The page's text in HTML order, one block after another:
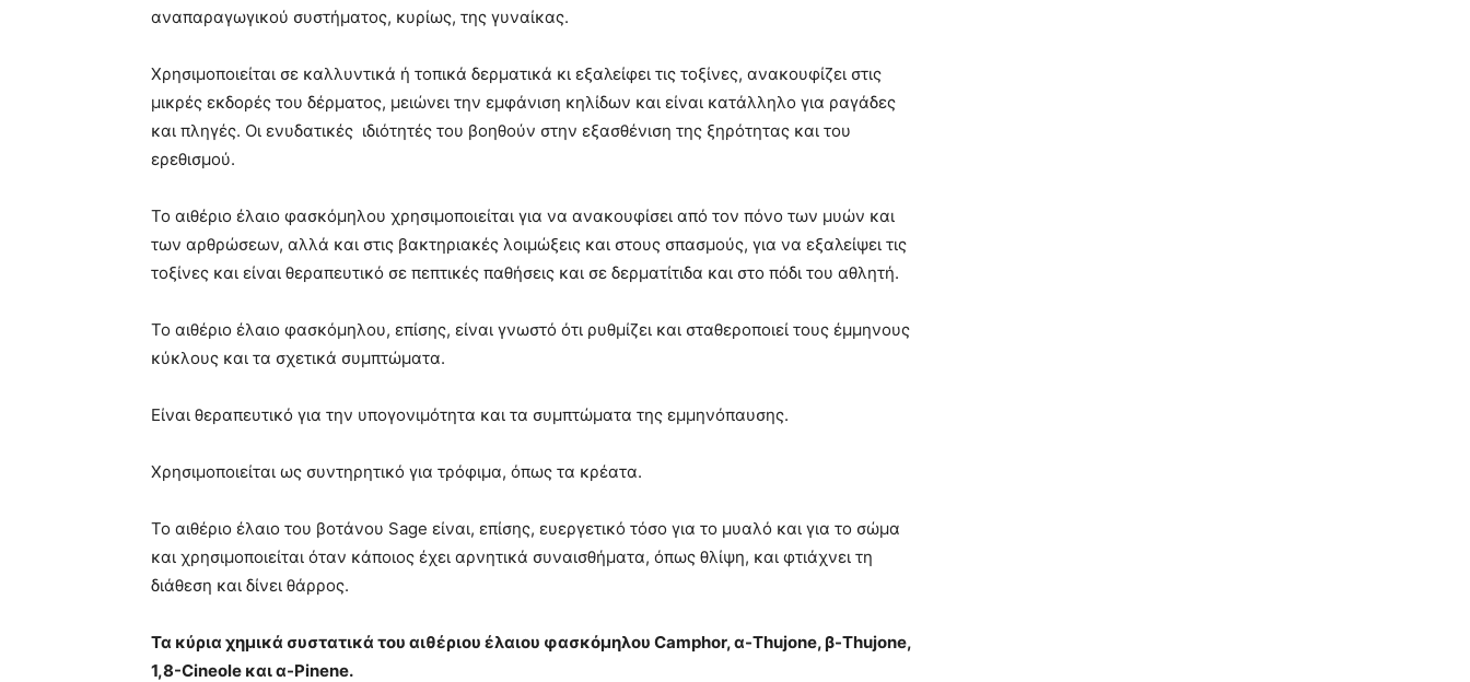
αναπαραγωγικού συστήματος, κυρίως, της γυναίκας.
Χρησιμοποιείται σε καλλυντικά ή τοπικά δερματικά κι εξαλείφει τις τοξίνες, ανακουφίζει στις
μικρές εκδορές του δέρματος, μειώνει την εμφάνιση κηλίδων και είναι κατάλληλο για ραγάδες
και πληγές. Οι ενυδατικές ιδιότητές του βοηθούν στην εξασθένιση της ξηρότητας και του
ερεθισμού.
Το αιθέριο έλαιο φασκόμηλου χρησιμοποιείται για να ανακουφίσει από τον πόνο των μυών και
των αρθρώσεων, αλλά και στις βακτηριακές λοιμώξεις και στους σπασμούς, για να εξαλείψει τις
τοξίνες και είναι θεραπευτικό σε πεπτικές παθήσεις και σε δερματίτιδα και στο πόδι του αθλητή.
Το αιθέριο έλαιο φασκόμηλου, επίσης, είναι γνωστό ότι ρυθμίζει και σταθεροποιεί τους έμμηνους
κύκλους και τα σχετικά συμπτώματα.
Είναι θεραπευτικό για την υπογονιμότητα και τα συμπτώματα της εμμηνόπαυσης.
Χρησιμοποιείται ως συντηρητικό για τρόφιμα, όπως τα κρέατα.
Το αιθέριο έλαιο του βοτάνου Sage είναι, επίσης, ευεργετικό τόσο για το μυαλό και για το σώμα
και χρησιμοποιείται όταν κάποιος έχει αρνητικά συναισθήματα, όπως θλίψη, και φτιάχνει τη
διάθεση και δίνει θάρρος.
Τα κύρια χημικά συστατικά του αιθέριου έλαιου φασκόμηλου Camphor, α-Thujone, β-Thujone,
1,8-Cineole και α-Pinene.